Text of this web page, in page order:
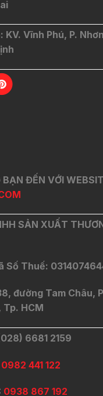
KV. Vĩnh Phú, P.
BẠN ĐẾN VỚI
SẢN XUẤT
Số Thuế:
đường Tam Châu,
HCM
6681 2159
0982 441 122
0938 867 192